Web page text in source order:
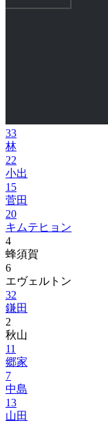
33
林
22
小出
15
菅田
20
キムテヒョン
4
蜂須賀
6
エヴェルトン
32
鎌田
2
秋山
11
郷家
7
中島
13
山田